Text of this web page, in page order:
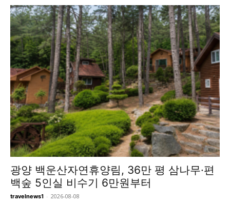
광양 백운산자연휴양림, 36만 평 삼나무·편
백숲 5인실 비수기 6만원부터
travelnews1 - 2026-08-08